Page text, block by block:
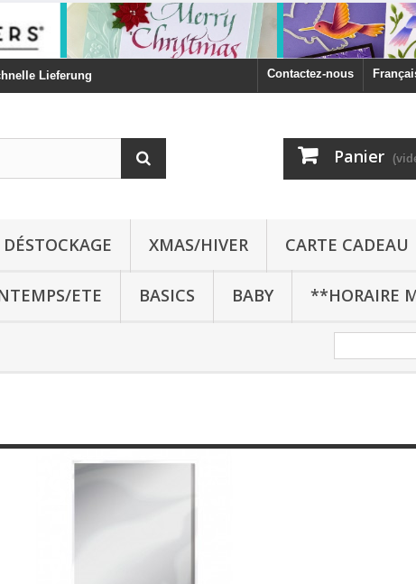
Contactez-nous
Lieferung
Panier
DÉSTOCKAGE XMAS/HIVER CARTE CADEAU
ETE BASICS BABY **HORAIRE